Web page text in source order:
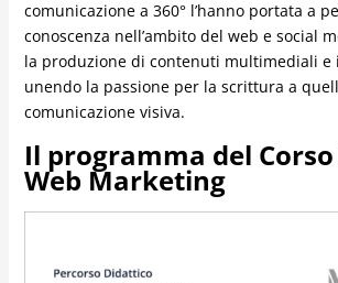
comunicazione a 360° l’hanno portata a
conoscenza nell’ambito del web e social
la produzione di contenuti multimediali e
unendo la passione per la scrittura a
comunicazione visiva.
Il programma del
Web Marketing